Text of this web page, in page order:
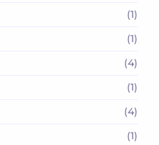
(1)
(1)
(4)
(1)
(4)
(1)